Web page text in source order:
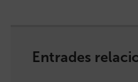
Entrades